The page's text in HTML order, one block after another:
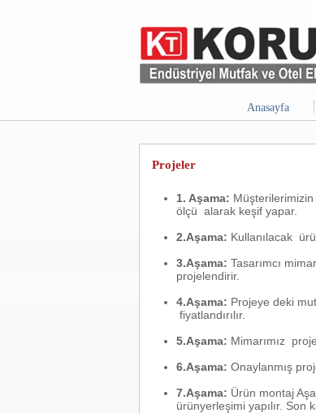
Anasayfa
Projeler
1. Aşama:
ölçü alarak keşif yapar.
2.Aşama: Kullanılacak
3.Aşama: Tasarımcı
projelendirir.
4.Aşama: Projeye deki
fiyatlandırılır.
5.Aşama: Mimarımız
6.Aşama: Onaylanmış
7.Aşama: Ürün montaj
ürünyerleşimi yapılır. Son